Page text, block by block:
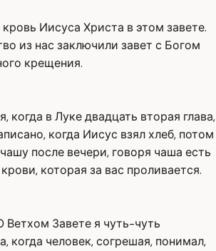
Иисуса Христа в этом завете.
из нас заключили завет с Богом
крещения.
когда в Луке двадцать вторая глава,
когда Иисус взял хлеб, потом
после вечери, говоря чаша есть
которая за вас проливается.
Ветхом Завете я чуть-чуть
когда человек, согрешая, понимал,